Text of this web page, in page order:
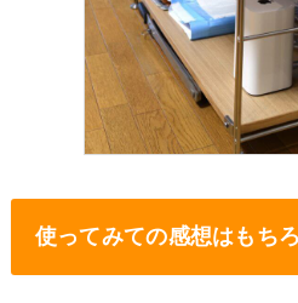
使ってみての感想はもち